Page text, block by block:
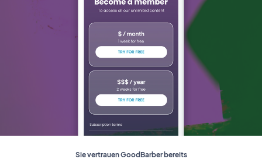
Sie vertrauen GoodBarber bereits